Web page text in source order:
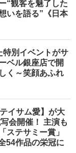
“観客を魅了した
いを語る”《日本
特別イベントがサ
ベル銀座店で開
く～笑顔あふれ
イサム愛】が大
会開催！ 主演も
ステサミー賞」
54作品の栄冠に